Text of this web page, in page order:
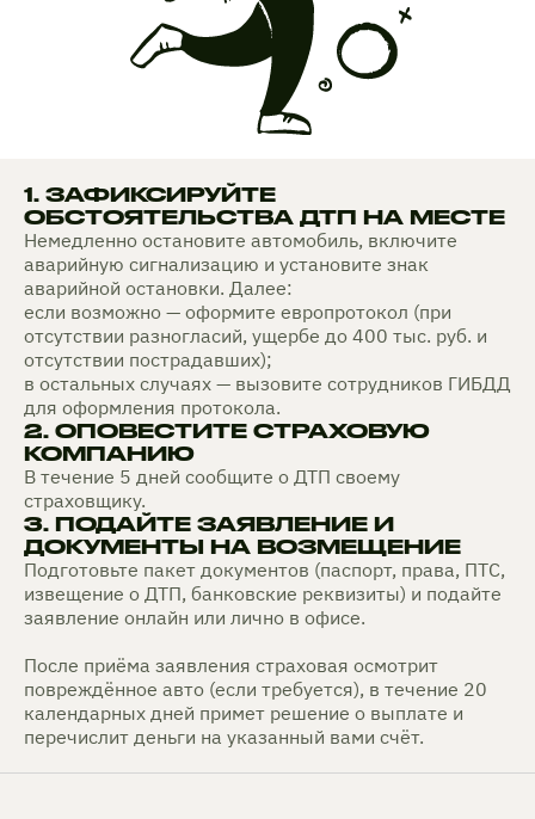
1. ЗАФИКСИРУЙТЕ
ОБСТОЯТЕЛЬСТВА ДТП НА МЕСТЕ
Немедленно остановите автомобиль, включите
аварийную сигнализацию и установите знак
аварийной остановки. Далее:
если возможно — оформите европротокол (при
отсутствии разногласий, ущербе до 400 тыс. руб. и
отсутствии пострадавших);
в остальных случаях — вызовите сотрудников ГИБДД
для оформления протокола.
2. ОПОВЕСТИТЕ СТРАХОВУЮ
КОМПАНИЮ
В течение 5 дней сообщите о ДТП своему
страховщику.
3. ПОДАЙТЕ ЗАЯВЛЕНИЕ И
ДОКУМЕНТЫ НА ВОЗМЕЩЕНИЕ
Подготовьте пакет документов (паспорт, права, ПТС,
извещение о ДТП, банковские реквизиты) и подайте
заявление онлайн или лично в офисе.
После приёма заявления страховая осмотрит
повреждённое авто (если требуется), в течение 20
календарных дней примет решение о выплате и
перечислит деньги на указанный вами счёт.